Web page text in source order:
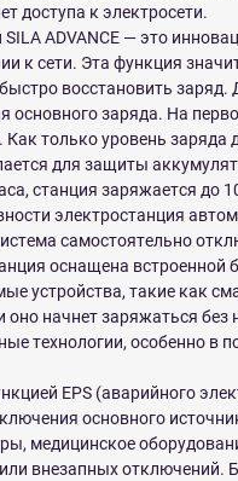
доступа к электросети.
ADVANCE — это
к сети. Эта функция
восстановить
основного заряда. На
только уровень заряда
для защиты
станция заряжается до
электростанция
самостоятельно
оснащена
устройства, такие как
начнет заряжаться
технологии, особенно в
EPS (аварийного
основного
медицинское
внезапных